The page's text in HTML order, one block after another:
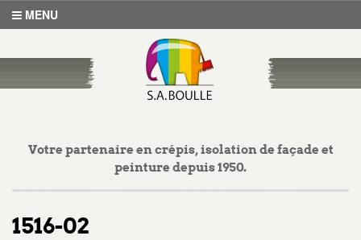
MENU
Votre partenaire en crépis, isolation de façade et
peinture depuis 1950.
1516-02